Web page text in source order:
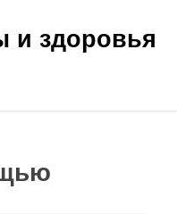
и здоровья